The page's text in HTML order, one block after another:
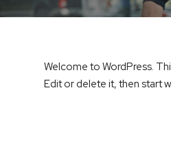
Welcome to WordPress.
Edit or delete it, then start